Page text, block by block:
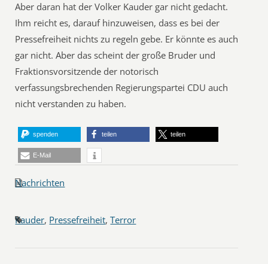
Aber daran hat der Volker Kauder gar nicht gedacht.
Ihm reicht es, darauf hinzuweisen, dass es bei der
Pressefreiheit nichts zu regeln gebe. Er könnte es auch
gar nicht. Aber das scheint der große Bruder und
Fraktionsvorsitzende der notorisch
verfassungsbrechenden Regierungspartei CDU auch
nicht verstanden zu haben.
spenden teilen teilen
E-Mail
Nachrichten
Kauder, Pressefreiheit,Terror